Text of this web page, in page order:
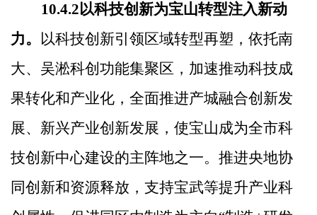
10.4.2以科技创新为宝山转型注入新动
力。
以科技创新引领区域转型再塑，依托南
大、吴淞科创功能集聚区，加速推动科技成
果转化和产业化，全面推进产城融合创新发
展、新兴产业创新发展，使宝山成为全市科
技创新中心建设的主阵地之一。推进央地协
同创新和资源释放，支持宝武等提升产业科